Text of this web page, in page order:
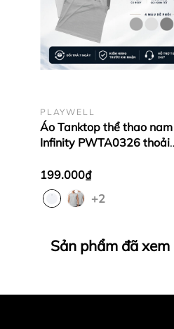
PLAYWELL
Áo Tanktop thể thao nam
Infinity PWTA0326 thoải
chất liệu cao cấp
199.000₫
+2
Sản phẩm đã xem